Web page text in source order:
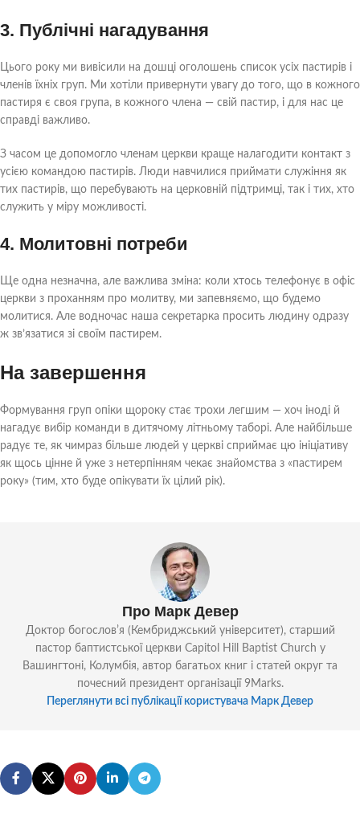
3. Публічні нагадування
Цього року ми вивісили на дошці оголошень список усіх пастирів і
членів їхніх груп. Ми хотіли привернути увагу до того, що в кожного
пастиря є своя група, в кожного члена — свій пастир, і для нас це
справді важливо.
З часом це допомогло членам церкви краще налагодити контакт з
усією командою пастирів. Люди навчилися приймати служіння як
тих пастирів, що перебувають на церковній підтримці, так і тих, хто
служить у міру можливості.
4. Молитовні потреби
Ще одна незначна, але важлива зміна: коли хтось телефонує в офіс
церкви з проханням про молитву, ми запевняємо, що будемо
молитися. Але водночас наша секретарка просить людину одразу
ж зв’язатися зі своїм пастирем.
На завершення
Формування груп опіки щороку стає трохи легшим — хоч іноді й
нагадує вибір команди в дитячому літньому таборі. Але найбільше
радує те, як чимраз більше людей у церкві сприймає цю ініціативу
як щось цінне й уже з нетерпінням чекає знайомства з «пастирем
року» (тим, хто буде опікувати їх цілий рік).
Про Марк Девер
Доктор богословʼя (Кембриджський університет), старший
пастор баптистської церкви Capitol Hill Baptist Church у
Вашингтоні, Колумбія, автор багатьох книг і статей округ та
почесний президент організації 9Marks.
Переглянути всі публікації користувача Марк Девер